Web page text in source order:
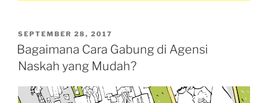
POSTED
ON
SEPTEMBER 28, 2017
Bagaimana Cara Gabung di Agensi
Naskah yang Mudah?